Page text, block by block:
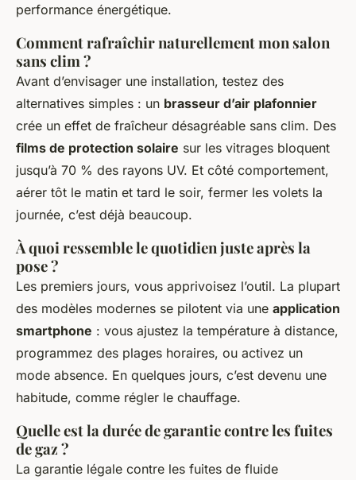
performance énergétique.
Comment rafraîchir naturellement mon salon
sans clim ?
Avant d’envisager une installation, testez des
alternatives simples : un brasseur d’air plafonnier
crée un effet de fraîcheur désagréable sans clim. Des
films de protection solaire sur les vitrages bloquent
jusqu’à 70 % des rayons UV. Et côté comportement,
aérer tôt le matin et tard le soir, fermer les volets la
journée, c’est déjà beaucoup.
À quoi ressemble le quotidien juste après la
pose ?
Les premiers jours, vous apprivoisez l’outil. La plupart
des modèles modernes se pilotent via une application
smartphone : vous ajustez la température à distance,
programmez des plages horaires, ou activez un
mode absence. En quelques jours, c’est devenu une
habitude, comme régler le chauffage.
Quelle est la durée de garantie contre les fuites
de gaz ?
La garantie légale contre les fuites de fluide